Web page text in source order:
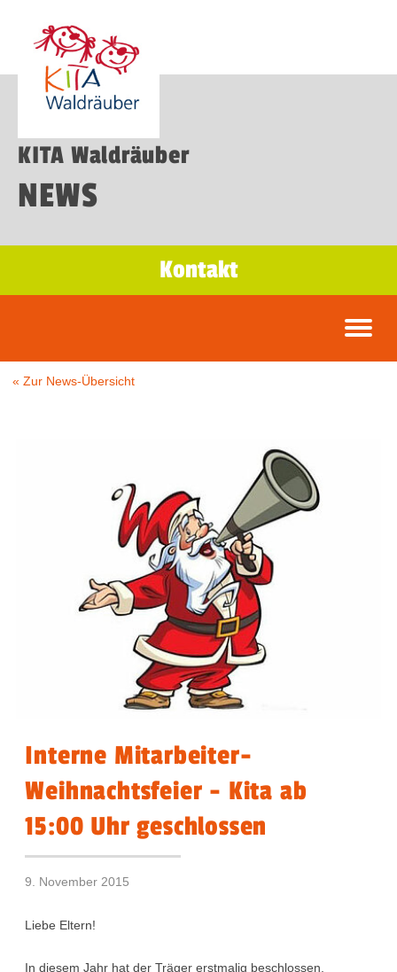
KITA Waldräuber
NEWS
Kontakt
« Zur News-Übersicht
Interne Mitarbeiter-
Weihnachtsfeier - Kita ab
15:00 Uhr geschlossen
9. November 2015
Liebe Eltern!
In diesem Jahr hat der Träger erstmalig beschlossen,